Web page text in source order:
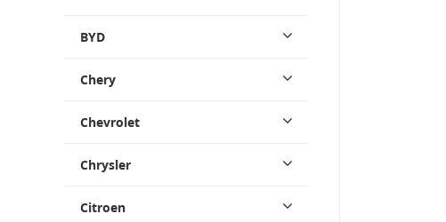
BYD
Chery
Chevrolet
Chrysler
Citroen